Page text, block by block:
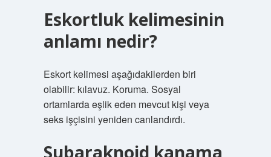
Eskortluk kelimesinin
anlamı nedir?
Eskort kelimesi aşağıdakilerden biri
olabilir: kılavuz. Koruma. Sosyal
ortamlarda eşlik eden mevcut kişi veya
seks işçisini yeniden canlandırdı.
Subaraknoid kanama